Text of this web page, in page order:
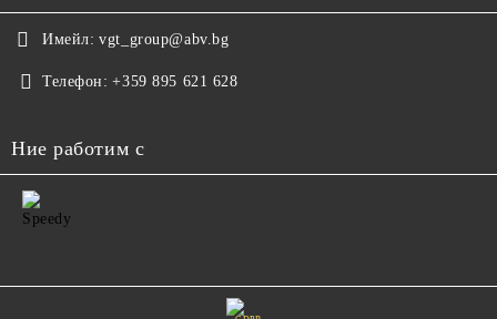
Имейл: vgt_group@abv.bg
Телефон: +359 895 621 628
Ние работим с